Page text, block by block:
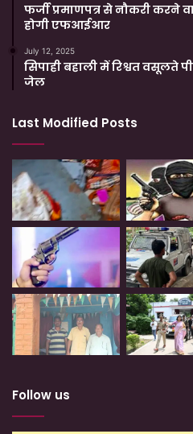
फर्जी प्रमाणपत्र से नौकरी करने
होगी एफआईआर
July 12, 2025
सिपाही बहाली में रिश्वत वसूलते
जेल
Last Modified Posts
Follow us